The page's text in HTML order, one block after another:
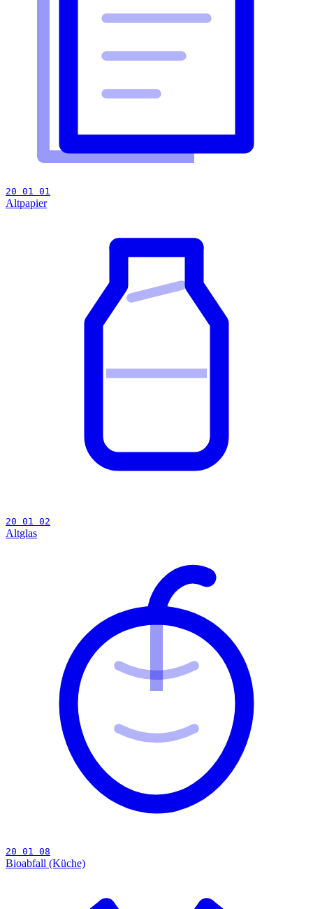
20 01 01
Altpapier
20 01 02
Altglas
20 01 08
Bioabfall (Küche)